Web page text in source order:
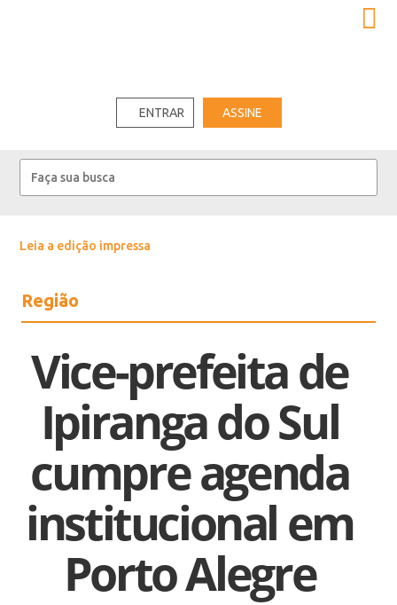
ENTRAR ASSINE
Leia a edição impressa
Região
Vice-prefeita de
Ipiranga do Sul
cumpre agenda
institucional em
Porto Alegre